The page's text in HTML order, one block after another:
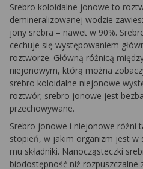
Srebro koloidalne jonowe to
demineralizowanej wodzie
jony srebra – nawet w 90%.
cechuje się występowaniem
roztworze. Główną różnicą
niejonowym, którą można
srebro koloidalne niejonowe
roztwór; srebro jonowe jest
przechowywane.
Srebro jonowe i niejonowe różni
stopień, w jakim organizm jest w
mu składniki. Nanocząsteczki
biodostępność niż rozpuszczalne